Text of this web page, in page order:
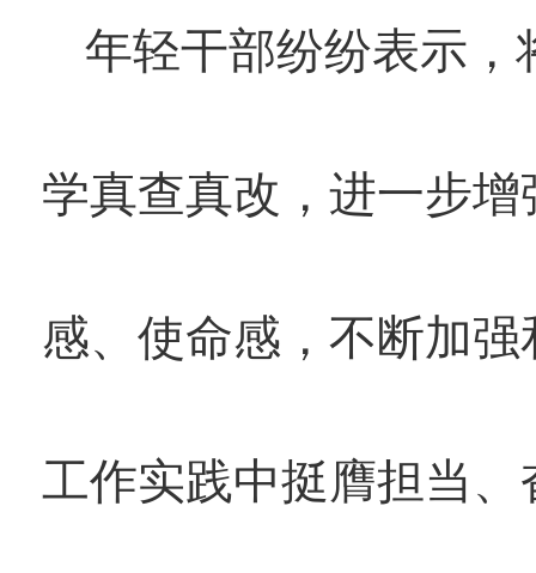
年轻干部纷纷表示，
学真查真改，进一步
感、使命感，不断加
工作实践中挺膺担当